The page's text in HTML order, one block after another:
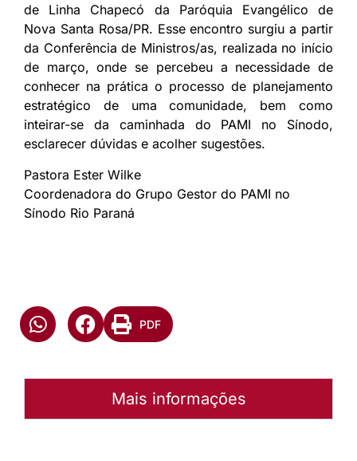
de Linha Chapecó da Paróquia Evangélico de
Nova Santa Rosa/PR. Esse encontro surgiu a partir
da Conferência de Ministros/as, realizada no início
de março, onde se percebeu a necessidade de
conhecer na prática o processo de planejamento
estratégico de uma comunidade, bem como
inteirar-se da caminhada do PAMI no Sínodo,
esclarecer dúvidas e acolher sugestões.
Pastora Ester Wilke
Coordenadora do Grupo Gestor do PAMI no
Sínodo Rio Paraná
PDF
Mais informações